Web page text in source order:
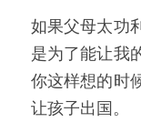
如果父母太功
是为了能让我
你这样想的时
让孩子出国。